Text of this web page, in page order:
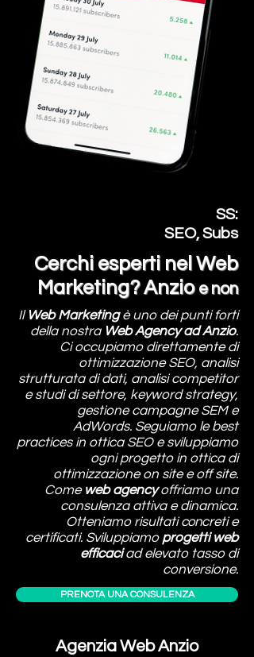
SS:
SEO, Subs
Cerchi esperti nel Web
Marketing?Anzio e non
Il Web Marketing è uno dei punti forti
della nostra Web Agency ad Anzio.
Ci occupiamo direttamente di
ottimizzazione SEO, analisi
strutturata di dati, analisi competitor
e studi di settore, keyword strategy,
gestione campagne SEM e
AdWords. Seguiamo le best
practices in ottica SEO e sviluppiamo
ogni progetto in ottica di
ottimizzazione on site e off site.
Come web agency offriamo una
consulenza attiva e dinamica.
Otteniamo risultaticoncreti e
certificati. Sviluppiamo progetti web
efficaci ad elevato tasso di
conversione.
PRENOTA UNA CONSULENZA
Agenzia Web Anzio